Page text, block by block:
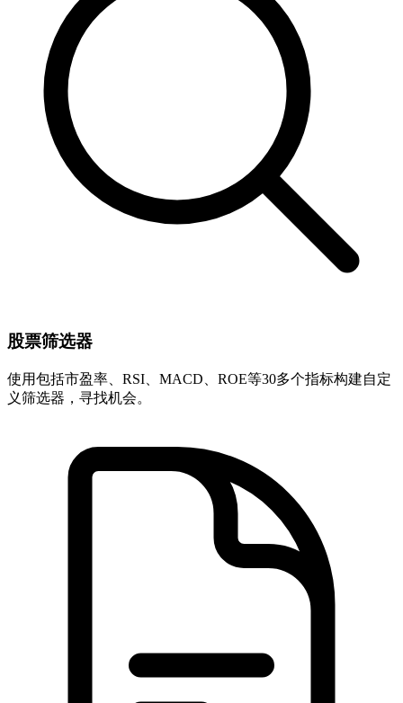
股票筛选器
使用包括市盈率、RSI、MACD、ROE等30多个指标构建自定
义筛选器，寻找机会。